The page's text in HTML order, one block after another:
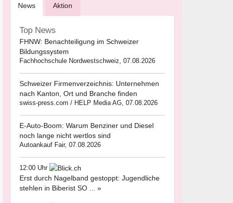
News Aktion
Top News
FHNW: Benachteiligung im Schweizer
Bildungssystem
Fachhochschule Nordwestschweiz, 07.08.2026
Schweizer Firmenverzeichnis: Unternehmen
nach Kanton, Ort und Branche finden
swiss-press.com / HELP Media AG, 07.08.2026
E-Auto-Boom: Warum Benziner und Diesel
noch lange nicht wertlos sind
Autoankauf Fair, 07.08.2026
12:00 Uhr
Erst durch Nagelband gestoppt: Jugendliche
stehlen in Biberist SO ... »